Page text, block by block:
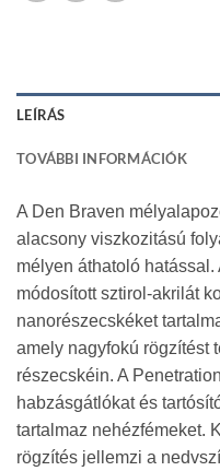
LEÍRÁS
TOVÁBBI INFORMÁCIÓK
A Den Braven
alacsony viszkozitású
mélyen áthatoló
módosított sztirol-akrilát
nanorészecskéket
amely nagyfokú rögzítést
részecskéin. A
habzásgátlókat és
tartalmaz nehézfémeket.
rögzítés jellemzi a